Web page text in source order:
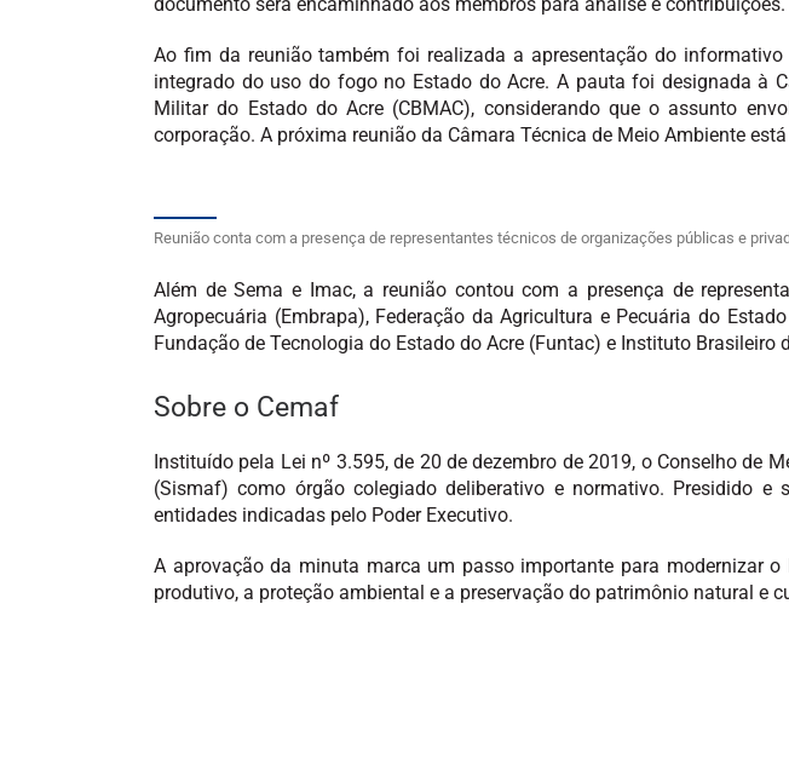
documento será encaminhado aos membros para análise e contribuições.
Ao fim da reunião também foi realizada a apresentação do
integrado do uso do fogo no Estado do Acre. A pauta foi designada à
Militar do Estado do Acre (CBMAC), considerando que o assunto
corporação. A próxima reunião da Câmara Técnica de Meio Ambiente
Reunião conta com a presença de representantes técnicos de organizações públicas e
Além de Sema e Imac, a reunião contou com a presença de
Agropecuária (Embrapa), Federação da Agricultura e Pecuária do
Fundação de Tecnologia do Estado do Acre (Funtac) e Instituto
Sobre o Cemaf
Instituído pela Lei nº 3.595, de 20 de dezembro de 2019, o Conselho de
(Sismaf) como órgão colegiado deliberativo e normativo. Presidido e
entidades indicadas pelo Poder Executivo.
A aprovação da minuta marca um passo importante para modernizar
produtivo, a proteção ambiental e a preservação do patrimônio natural e